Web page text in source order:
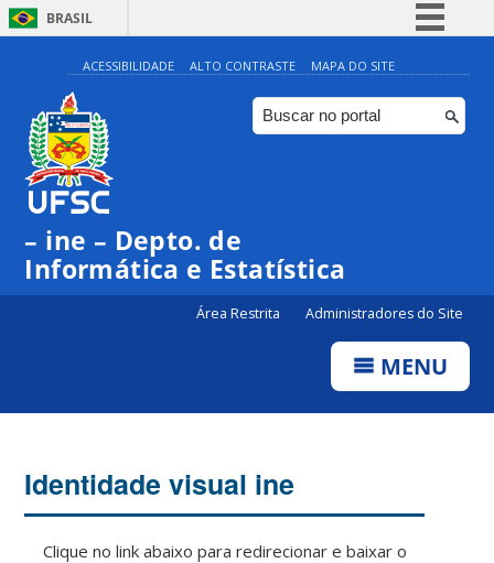
BRASIL
Simplifique!
Comunica BR
Participe
ACESSIBILIDADE ALTO CONTRASTE MAPA DO SITE
– ine – Depto. de
Informática e Estatística
Área Restrita Administradores do Site
MENU
Identidade visual ine
Clique no link abaixo para redirecionar e baixar o